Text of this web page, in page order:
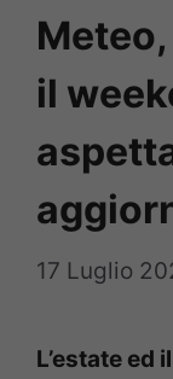
il
17 Luglio
L’estate ed